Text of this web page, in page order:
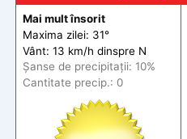
Mai mult însorit
Maxima zilei: 31°
Vânt: 13 km/h dinspre N
Șanse de precipitații: 10%
Cantitate precip.: 0